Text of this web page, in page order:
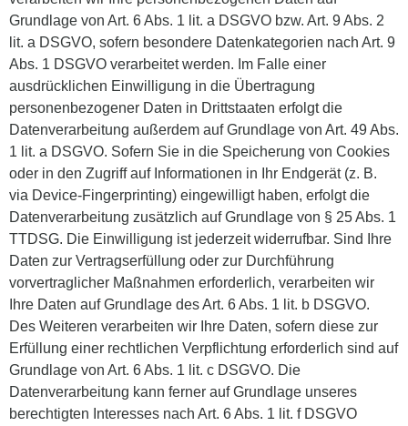
Grundlage von Art. 6 Abs. 1 lit. a DSGVO bzw. Art. 9 Abs. 2
lit. a DSGVO, sofern besondere Datenkategorien nach Art. 9
Abs. 1 DSGVO verarbeitet werden. Im Falle einer
ausdrücklichen Einwilligung in die Übertragung
personenbezogener Daten in Drittstaaten erfolgt die
Datenverarbeitung außerdem auf Grundlage von Art. 49 Abs.
1 lit. a DSGVO. Sofern Sie in die Speicherung von Cookies
oder in den Zugriff auf Informationen in Ihr Endgerät (z. B.
via Device-Fingerprinting) eingewilligt haben, erfolgt die
Datenverarbeitung zusätzlich auf Grundlage von § 25 Abs. 1
TTDSG. Die Einwilligung ist jederzeit widerrufbar. Sind Ihre
Daten zur Vertragserfüllung oder zur Durchführung
vorvertraglicher Maßnahmen erforderlich, verarbeiten wir
Ihre Daten auf Grundlage des Art. 6 Abs. 1 lit. b DSGVO.
Des Weiteren verarbeiten wir Ihre Daten, sofern diese zur
Erfüllung einer rechtlichen Verpflichtung erforderlich sind auf
Grundlage von Art. 6 Abs. 1 lit. c DSGVO. Die
Datenverarbeitung kann ferner auf Grundlage unseres
berechtigten Interesses nach Art. 6 Abs. 1 lit. f DSGVO